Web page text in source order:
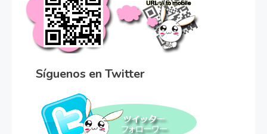
Síguenos en Twitter